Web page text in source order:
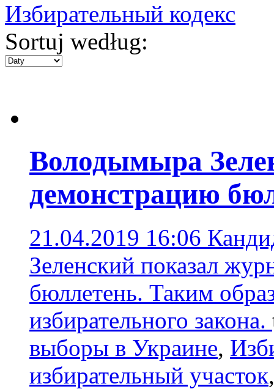
Избирательный кодекс
Sortuj według:
Володымыра
демонстрацию
21.04.2019 16:06
Зеленский показал
бюллетень. Таким
избирательного закона.
выборы в Украине,
избирательный участок